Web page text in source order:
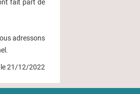
fait part de
adressons
21/12/2022